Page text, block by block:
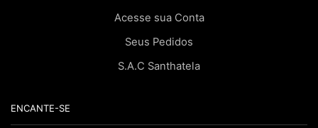
Acesse sua Conta
Seus Pedidos
S.A.C Santhatela
ENCANTE-SE